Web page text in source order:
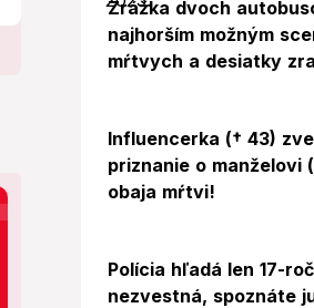
Zrážka dvoch
najhorším možným
mŕtvych a desiatky
Foto
Influencerka († 43)
priznanie o manželovi
obaja mŕtvi!
Polícia hľadá len 17-
nezvestná, spoznáte